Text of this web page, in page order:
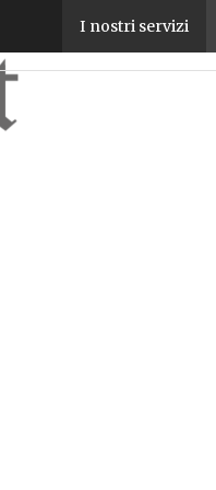
I nostri servizi
I piani di